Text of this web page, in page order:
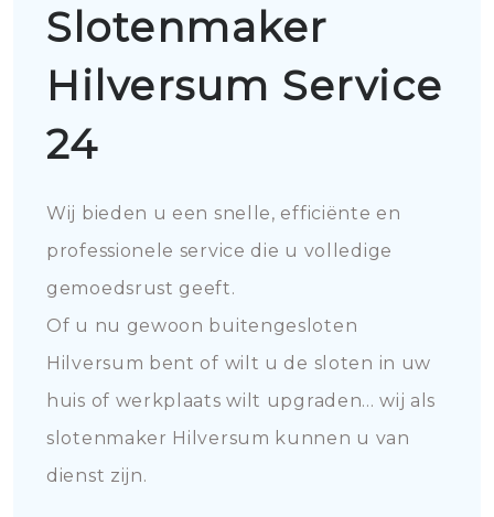
Slotenmaker
Hilversum Service
24
Wij bieden u een snelle, efficiënte en
professionele service die u volledige
gemoedsrust geeft.
Of u nu gewoon buitengesloten
Hilversum bent of wilt u de sloten in uw
huis of werkplaats wilt upgraden... wij als
slotenmaker Hilversum kunnen u van
dienst zijn.